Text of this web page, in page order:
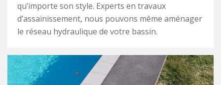
qu’importe son style. Experts en travaux
d’assainissement, nous pouvons même aménager
le réseau hydraulique de votre bassin.